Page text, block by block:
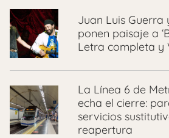
Juan Luis Guerra
ponen paisaje a
Letra completa y
La Línea 6 de
echa el cierre:
servicios
reapertura